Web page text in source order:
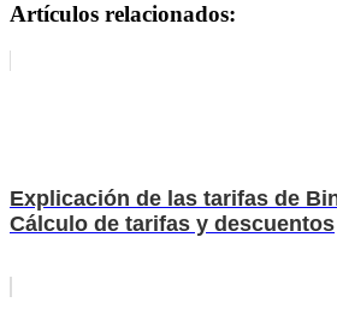
Artículos relacionados:
Explicación de las tarifas de
Cálculo de tarifas y descuentos